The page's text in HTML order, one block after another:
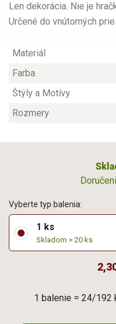
Len dekorácia. Nie je
Určené do vnútorných
Materiál
Farba
Štýly a Motívy
Rozmery
1 balenie = 24/192
Vyberte typ balenia:
1 ks
Skladom > 20 ks